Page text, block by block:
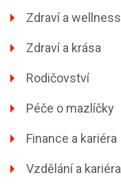
Zdraví a wellness
Zdraví a krása
Rodičovství
Péče o mazlíčky
Finance a kariéra
Vzdělání a kariéra